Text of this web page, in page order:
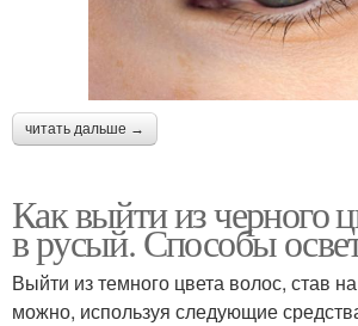
читать дальше →
Как выйти из черного
в русый. Способы
Выйти из темного цвета волос, став
можно, используя следующие